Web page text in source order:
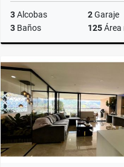
3Alcobas 2Garaje
3 Baños 125Área